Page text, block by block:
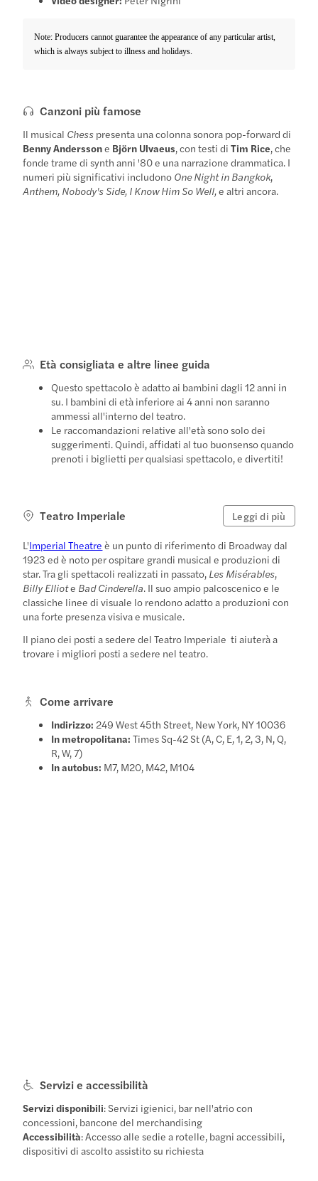
Note: Producers cannot guarantee the appearance of any particular artist,
which is always subject to illness and holidays.
Canzoni più famose
Il musical Chess presenta una colonna sonora pop-forward di
Benny Anderssone Björn Ulvaeus, con testi diTim Rice, che
fonde trame di synth anni '80 e una narrazione drammatica. I
numeri più significativi includono One Night in Bangkok,
Anthem, Nobody's Side, I Know Him So Well,e altri ancora.
Età consigliata e altre linee guida
Questo spettacolo è adatto ai bambini dagli 12 anni in
su. I bambini di età inferiore ai 4 anni non saranno
ammessi all'interno del teatro.
Le raccomandazioni relative all'età sono solo dei
suggerimenti. Quindi, affidati al tuo buonsenso quando
prenoti i biglietti per qualsiasi spettacolo, e divertiti!
Teatro Imperiale Leggi di più
L'Imperial Theatre è un punto di riferimento di Broadway dal
1923 ed è noto per ospitare grandi musical e produzioni di
star. Tra gli spettacoli realizzati in passato, Les Misérables,
Billy Elliote Bad Cinderella. Il suo ampio palcoscenico e le
classiche linee di visuale lo rendono adatto a produzioni con
una forte presenza visiva e musicale.
Il piano dei posti a sedere del Teatro Imperiale ti aiuterà a
trovare i migliori posti a sedere nel teatro.
Come arrivare
Indirizzo: 249 West 45th Street, New York, NY 10036
In metropolitana: Times Sq-42 St (A, C, E, 1, 2, 3, N, Q,
R, W, 7)
In autobus: M7, M20, M42, M104
Servizi e accessibilità
Servizi disponibili: Servizi igienici, bar nell'atrio con
concessioni, bancone del merchandising
Accessibilità: Accesso alle sedie a rotelle, bagni accessibili,
dispositivi di ascolto assistito su richiesta